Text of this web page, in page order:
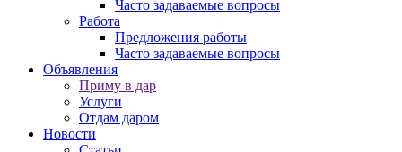
Часто задаваемые вопросы
Работа
Предложения работы
Часто задаваемые вопросы
Объявления
Приму в дар
Услуги
Отдам даром
Новости